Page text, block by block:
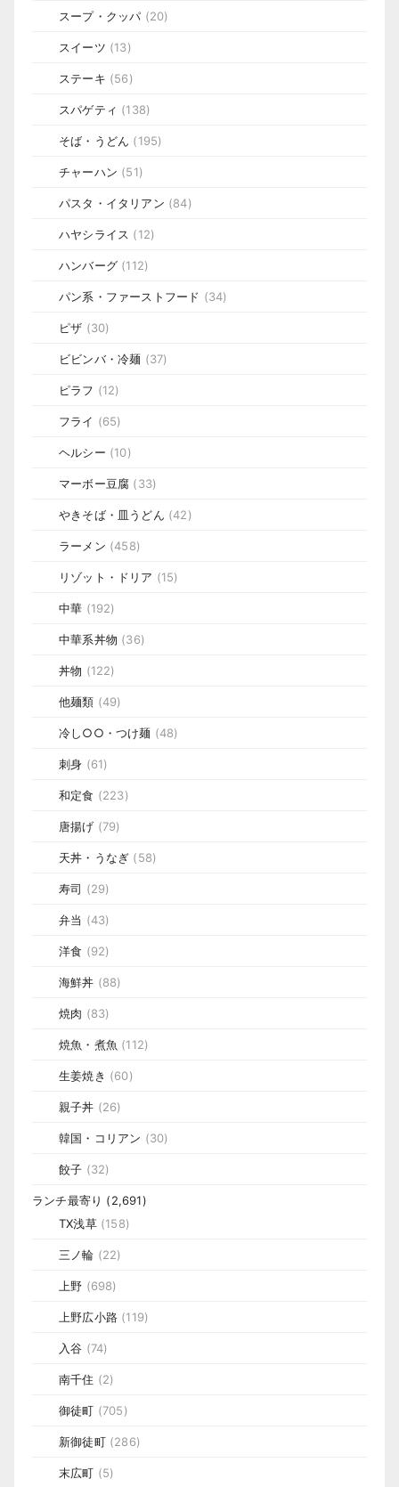
スープ・クッパ (20)
スイーツ (13)
ステーキ (56)
スパゲティ (138)
そば・うどん (195)
チャーハン (51)
パスタ・イタリアン (84)
ハヤシライス (12)
ハンバーグ (112)
パン系・ファーストフード (34)
ピザ (30)
ビビンバ・冷麺 (37)
ピラフ (12)
フライ (65)
ヘルシー (10)
マーボー豆腐 (33)
やきそば・皿うどん (42)
ラーメン (458)
リゾット・ドリア (15)
中華 (192)
中華系丼物 (36)
丼物 (122)
他麺類 (49)
冷し○○・つけ麺 (48)
刺身 (61)
和定食 (223)
唐揚げ (79)
天丼・うなぎ (58)
寿司 (29)
弁当 (43)
洋食 (92)
海鮮丼 (88)
焼肉 (83)
焼魚・煮魚 (112)
生姜焼き (60)
親子丼 (26)
韓国・コリアン (30)
餃子 (32)
ランチ最寄り (2,691)
TX浅草(158)
三ノ輪 (22)
上野 (698)
上野広小路 (119)
入谷 (74)
南千住 (2)
御徒町 (705)
新御徒町(286)
末広町 (5)